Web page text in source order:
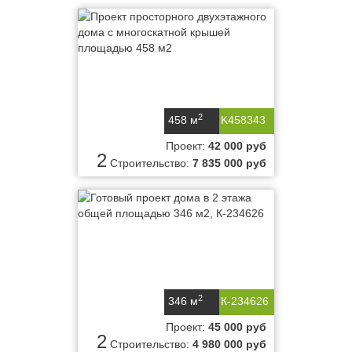
K458343
458 м2
2
Проект: 42 000 руб
Строительство: 7 835 000 руб
К-234626
346 м2
2
Проект: 45 000 руб
Строительство: 4 980 000 руб